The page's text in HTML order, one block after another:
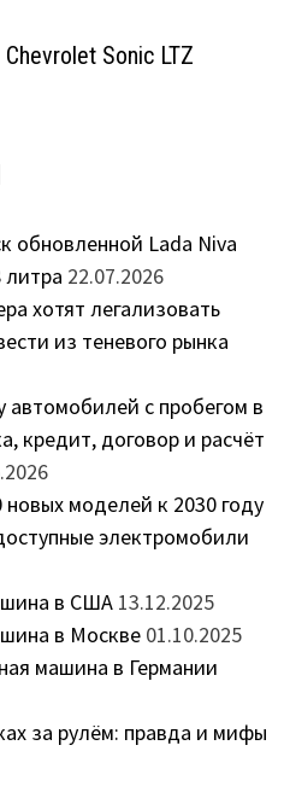
Sonic LTZ
обновленной Lada Niva
литра 22.07.2026
хотят легализовать
из теневого рынка
автомобилей с пробегом в
кредит, договор и расчёт
моделей к 2030 году
электромобили
в США 13.12.2025
в Москве 01.10.2025
машина в Германии
за рулём: правда и мифы